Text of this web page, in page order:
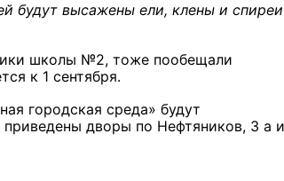
будут высажены ели, клены и спиреи
школы №2, тоже пообещали
к 1 сентября.
городская среда» будут
дворы по Нефтяников, 3 а и